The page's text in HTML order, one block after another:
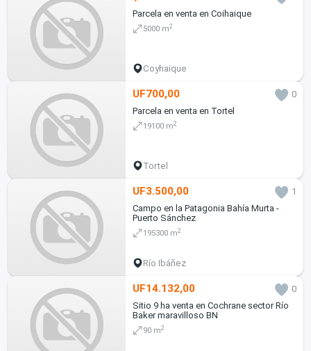
Parcela en venta en Coihaique
5000 m2
Coyhaique
UF700,00
0
Parcela en venta en Tortel
19100 m2
Tortel
UF3.500,00
1
Campo en la Patagonia Bahía Murta -
Puerto Sánchez
195300 m2
Río Ibáñez
UF14.132,00
0
Sitio 9 ha venta en Cochrane sector Río
Baker maravilloso BN
90 m2